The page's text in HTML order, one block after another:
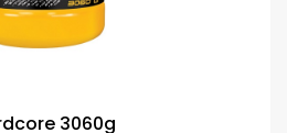
3060g